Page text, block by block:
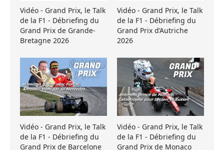
Vidéo - Grand Prix, le Talk
de la F1 - Débriefing du
Grand Prix de Grande-
Bretagne 2026
Vidéo - Grand Prix, le Talk
de la F1 - Débriefing du
Grand Prix d’Autriche
2026
Vidéo - Grand Prix, le Talk
de la F1 - Débriefing du
Grand Prix de Barcelone
Vidéo - Grand Prix, le Talk
de la F1 - Débriefing du
Grand Prix de Monaco